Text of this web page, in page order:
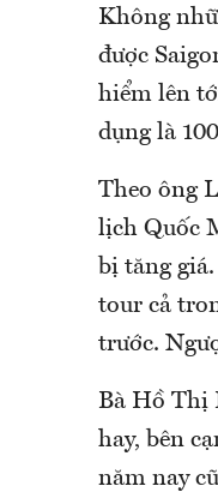
Không
được
hiểm lên
dụng là
Theo ông
lịch Quốc
bị tăng
tour cả
trước.
Bà Hồ Thị
hay, bên
năm nay